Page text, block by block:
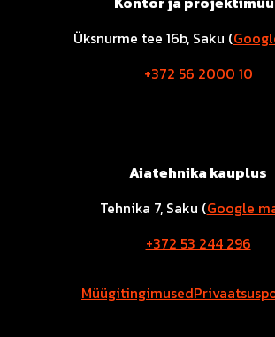
Üksnurme tee 16b, Saku (
+372 56 2000 10
Aiatehnika kauplus
Tehnika 7, Saku (Google
+372 53 244 296
Müügitingimused